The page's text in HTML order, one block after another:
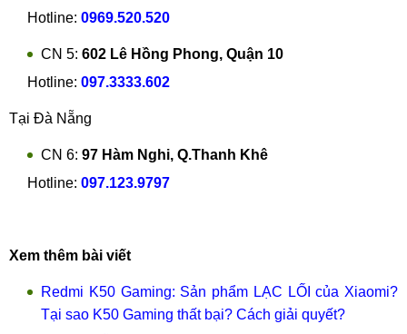
Hotline: 0969.520.520
CN 5: 602 Lê Hồng Phong, Quận 10
Hotline: 097.3333.602
Tại Đà Nẵng
CN 6: 97 Hàm Nghi, Q.Thanh Khê
Hotline: 097.123.9797
Xem thêm bài viết
Redmi K50 Gaming: Sản phẩm LẠC LỐI của Xiaomi?
Tại sao K50 Gaming thất bại? Cách giải quyết?